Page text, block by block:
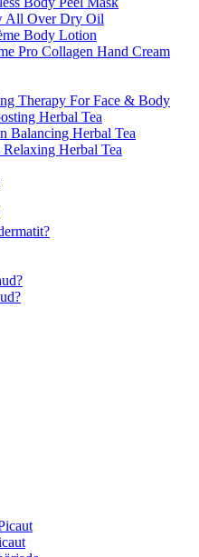
All Over Dry Oil
Body Lotion
Pro Collagen Hand Cream
Therapy For Face & Body
Herbal Tea
Balancing Herbal Tea
Herbal Tea